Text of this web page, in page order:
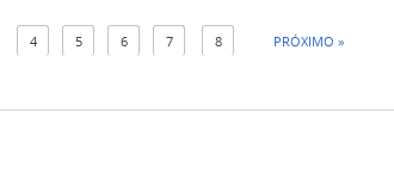
4 5 6 7 8 PRÓXIMO »